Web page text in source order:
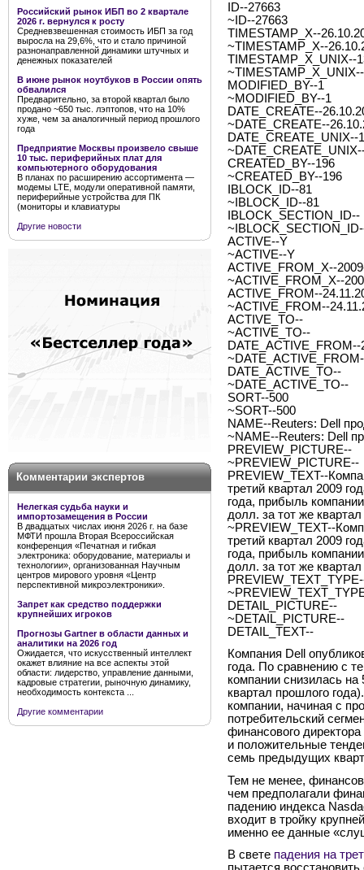
Российский рынок ИБП во 2 квартале
2026 г. вернулся к росту
Средневзвешенная стоимость ИБП за год
выросла на 29,6%, что и стало причиной
разнонаправленной динамики штучных и
денежных показателей
В июне рынок ноутбуков в России опять
обвалился
Предварительно, за второй квартал было
продано ~650 тыс. лэптопов, что на 10%
хуже, чем за аналогичный период прошлого
года
Предприятие Москвы произвело свыше
10 тыс. периферийных плат для
компьютерного оборудования
В планах по расширению ассортимента —
модемы LTE, модули оперативной памяти,
периферийные устройства для ПК
(мониторы и клавиатуры
Другие новости
Комментарии экспертов
Нелегкая судьба науки и
импортозамещения в России
В двадцатых числах июня 2026 г. на базе
МФТИ прошла Вторая Всероссийская
конференция «Печатная и гибкая
электроника: оборудование, материалы и
технологии», организованная Научным
центров мирового уровня «Центр
перспективной микроэлектроники».
Запрет как средство поддержки
крупнейших игроков
Прогнозы Gartner в области данных и
аналитики на 2026 год
Ожидается, что искусственный интеллект
окажет влияние на все аспекты этой
области: лидерство, управление данными,
кадровые стратегии, рыночную динамику,
необходимость контекста ...
Другие комментарии
ID--27663
~ID--27663
TIMESTAMP_X--
~TIMESTAMP_X--
TIMESTAMP_X_UNIX--
MODIFIED_BY--1
~MODIFIED_BY--1
DATE_CREATE--
~DATE_CREATE--
DATE_CREATE_UNIX--
CREATED_BY--196
~CREATED_BY--196
IBLOCK_ID--81
~IBLOCK_ID--81
IBLOCK_SECTION_ID--
ACTIVE--Y
~ACTIVE--Y
ACTIVE_FROM_X--
~ACTIVE_FROM_X--
ACTIVE_FROM--
~ACTIVE_FROM--
ACTIVE_TO--
~ACTIVE_TO--
DATE_ACTIVE_FROM--
DATE_ACTIVE_TO--
~DATE_ACTIVE_TO--
SORT--500
~SORT--500
NAME--Reuters: Dell
~NAME--Reuters: Dell
PREVIEW_PICTURE--
~PREVIEW_PICTURE--
PREVIEW_TEXT--
третий квартал 2009
года, прибыль
долл. за тот же
~PREVIEW_TEXT--
третий квартал 2009
года, прибыль
долл. за тот же
DETAIL_PICTURE--
~DETAIL_PICTURE--
DETAIL_TEXT--
Компания Dell
года. По сравнению с
компании снизилась
квартал прошлого
компании, начиная с
потребительский
финансового
и положительные
семь предыдущих
Тем не менее,
чем предполагали
падению индекса
входит в тройку
именно ее данные
В свете падения на
пытается